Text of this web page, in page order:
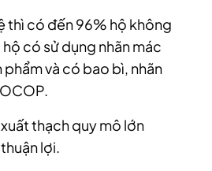
thì có đến 96% hộ không
có sử dụng nhãn mác
và có bao bì, nhãn
thạch quy mô lớn
lợi.